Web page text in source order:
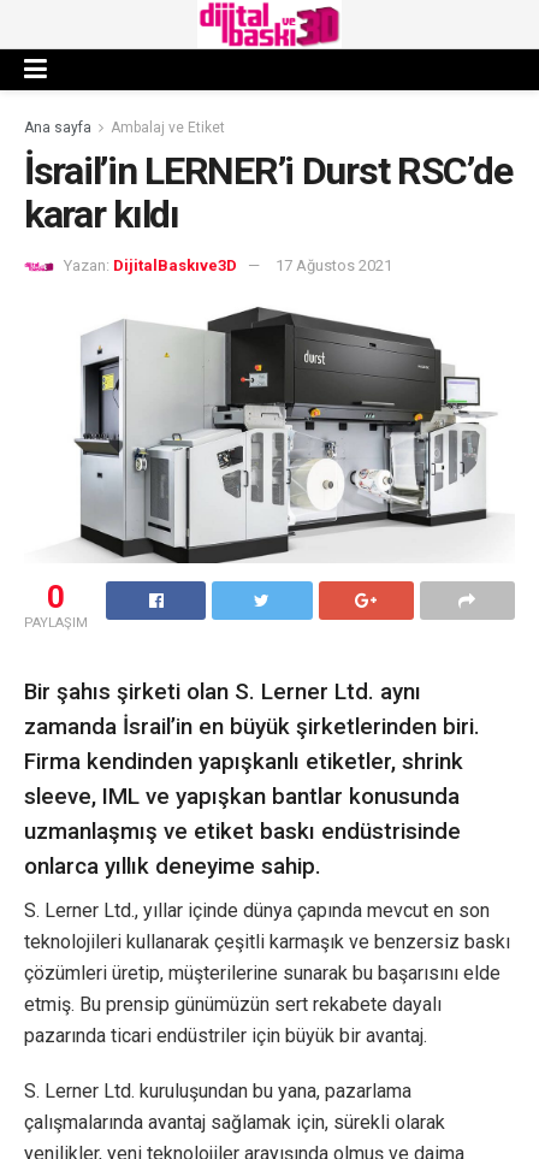
Ana sayfa Ambalaj ve Etiket
İsrail’in LERNER’i Durst RSC’de
karar kıldı
Yazan: DijitalBaskıve3D 17 Ağustos 2021
0
PAYLAŞIM
Bir şahıs şirketi olan S. Lerner Ltd. aynı
zamanda İsrail’in en büyük şirketlerinden biri.
Firma kendinden yapışkanlı etiketler, shrink
sleeve, IML ve yapışkan bantlar konusunda
uzmanlaşmış ve etiket baskı endüstrisinde
onlarca yıllık deneyime sahip.
S. Lerner Ltd., yıllar içinde dünya çapında mevcut en son
teknolojileri kullanarak çeşitli karmaşık ve benzersiz baskı
çözümleri üretip, müşterilerine sunarak bu başarısını elde
etmiş. Bu prensip günümüzün sert rekabete dayalı
pazarında ticari endüstriler için büyük bir avantaj.
S. Lerner Ltd. kuruluşundan bu yana, pazarlama
çalışmalarında avantaj sağlamak için, sürekli olarak
yenilikler, yeni teknolojiler arayışında olmuş ve daima